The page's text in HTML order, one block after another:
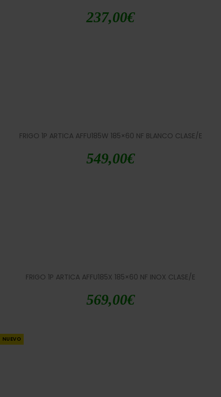
237,00€
FRIGO 1P ARTICA AFFU185W 185×60 NF BLANCO CLASE/E
549,00€
FRIGO 1P ARTICA AFFU185X 185×60 NF INOX CLASE/E
569,00€
NUEVO